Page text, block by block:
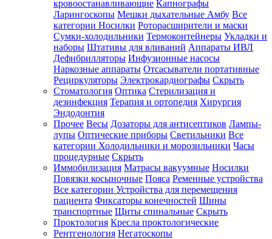
кровоостанавливающие Капнографы
Ларингоскопы Мешки дыхательные Амбу Все
категории Носилки Роторасширители и маски
Сумки-холодильники Термоконтейнеры Укладки и
наборы Штативы для вливаний Аппараты ИВЛ
Дефибрилляторы Инфузионные насосы
Наркозные аппараты Отсасыватели портативные
Рециркуляторы Электрокардиографы Скрыть
Стоматология Оптика Стерилизация и
дезинфекция Терапия и ортопедия Хирургия
Эндодонтия
Прочее Весы Дозаторы для антисептиков Лампы-
лупы Оптические приборы Светильники Все
категории Холодильники и морозильники Часы
процедурные Скрыть
Иммобилизация Матрасы вакуумные Носилки
Повязки косыночные Пояса Ременные устройства
Все категории Устройства для перемещения
пациента Фиксаторы конечностей Шины
транспортные Щиты спинальные Скрыть
Проктология Кресла проктологические
Рентгенология Негатоскопы